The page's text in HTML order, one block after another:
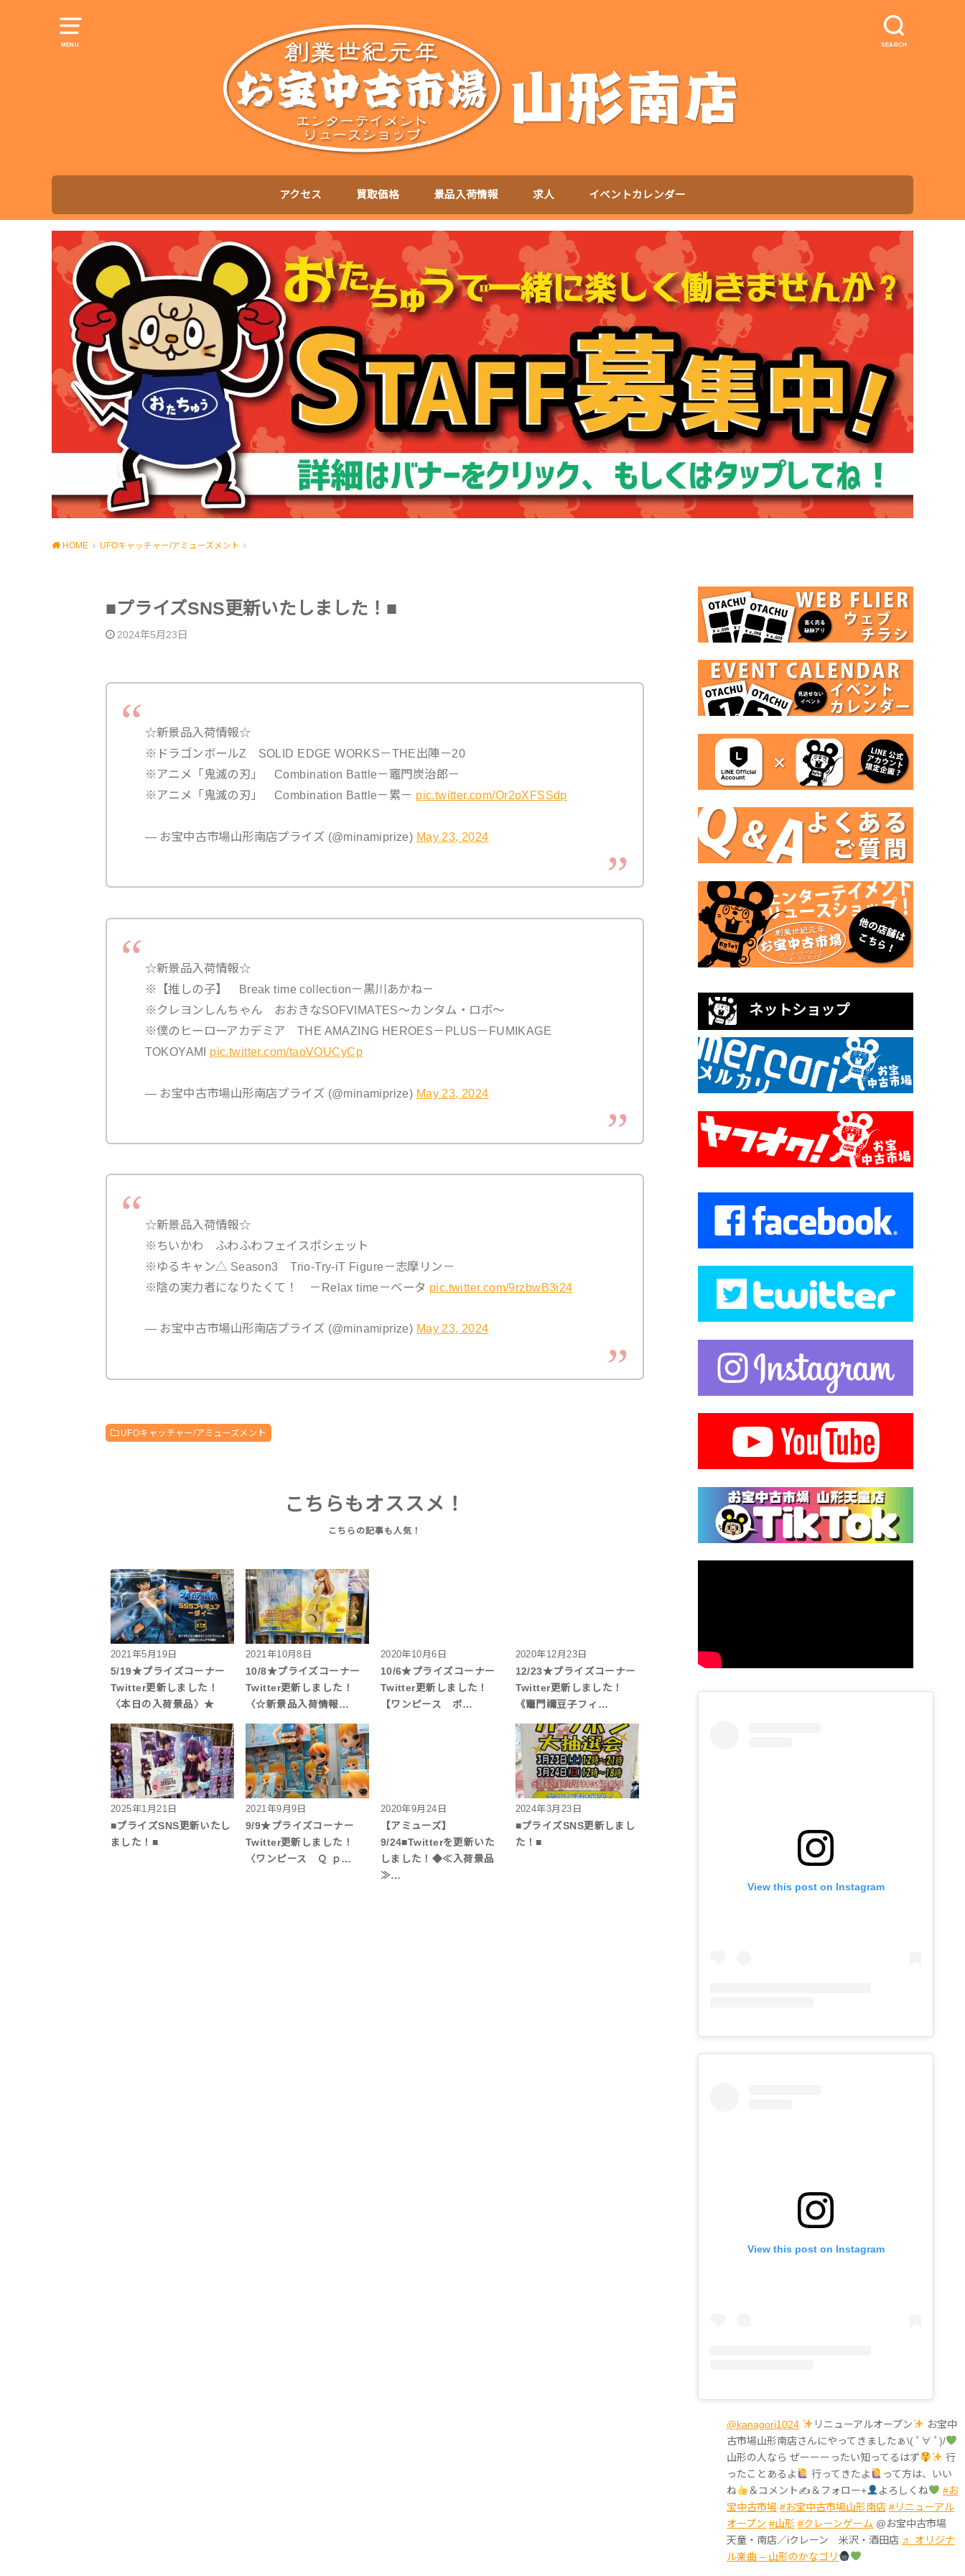
MENU SEARCH
アクセス 買取価格 景品入荷情報 求人 イベントカレンダー
HOME UFOキャッチャー/アミューズメント
■プライズSNS更新いたしました！■
2024年5月23日
☆新景品入荷情報☆
※ドラゴンボールZ SOLID EDGE WORKS－THE出陣－20
※アニメ「鬼滅の刃」 Combination Battle－竈門炭治郎－
※アニメ「鬼滅の刃」 Combination Battle－累－ pic.twitter.com/Or2oXFSSdp
— お宝中古市場山形南店プライズ (@minamiprize) May 23, 2024
☆新景品入荷情報☆
※【推しの子】 Break time collection－黒川あかね－
※クレヨンしんちゃん おおきなSOFVIMATES～カンタム・ロボ～
※僕のヒーローアカデミア THE AMAZING HEROES－PLUS－FUMIKAGE
TOKOYAMI pic.twitter.com/taoVOUCyCp
— お宝中古市場山形南店プライズ (@minamiprize) May 23, 2024
☆新景品入荷情報☆
※ちいかわ ふわふわフェイスポシェット
※ゆるキャン△ Season3 Trio-Try-iT Figure－志摩リン－
※陰の実力者になりたくて！ －Relax time－ベータ pic.twitter.com/9rzbwB3i24
— お宝中古市場山形南店プライズ (@minamiprize) May 23, 2024
UFOキャッチャー/アミューズメント
こちらもオススメ！
2021年5月19日
5/19★プライズコーナー
Twitter更新しました！
〈本日の入荷景品〉★
2021年10月8日
10/8★プライズコーナー
Twitter更新しました！
〈☆新景品入荷情報…
2020年10月6日
10/6★プライズコーナー
Twitter更新しました！
【ワンピース ボ…
2020年12月23日
12/23★プライズコーナー
Twitter更新しました！
《竈門禰豆子フィ…
2025年1月21日
■プライズSNS更新いたし
ました！■
2021年9月9日
9/9★プライズコーナー
Twitter更新しました！
〈ワンピース Ｑ ｐ…
2020年9月24日
【アミューズ】
9/24■Twitterを更新いた
しました！◆≪入荷景品
≫…
2024年3月23日
■プライズSNS更新しまし
た！■
ネットショップ
View this post on Instagram
View this post on Instagram
@kanagori1024 リニューアルオープン
お宝中
古市場山形南店さんにやってきましたぁ\( ﾟ∀ ﾟ)/
山形の人なら ぜーーーったい知ってるはず
行
ったことあるよ
行ってきたよ
って方は、いい
ね
＆コメント✍ ＆フォロー+ よろしくね
#お
宝中古市場 #お宝中古市場山形南店 #リニューアル
オープン #山形 #クレーンゲーム @お宝中古市場
天童・南店／iクレーン 米沢・酒田店 ♬ オリジナ
ル楽曲 – 山形のかなゴリ